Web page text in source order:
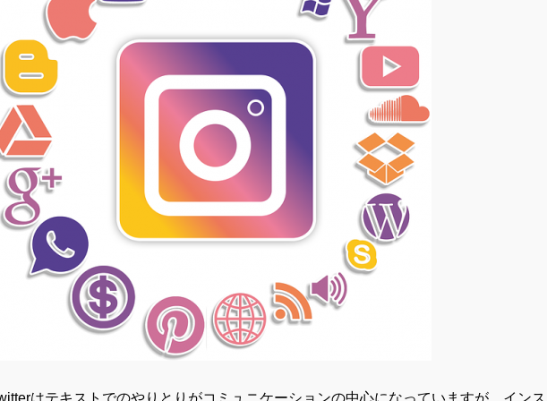
はテキストでのやりとりがコミュニケーションの中心になっていますが、イン